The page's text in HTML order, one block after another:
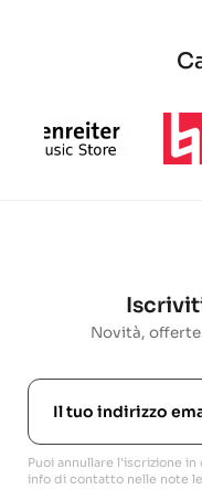
Novità,
Puoi annullare l'iscrizione
info di contatto nelle note